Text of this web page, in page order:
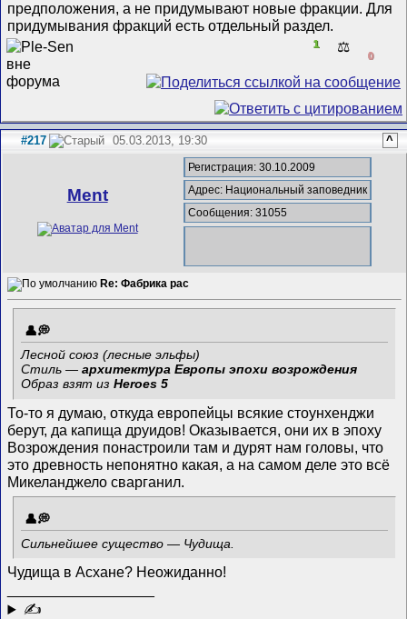
предположения, а не придумывают новые фракции. Для
придумывания фракций есть отдельный раздел.
1 ⚖️
0
#217 05.03.2013, 19:30 ^
Ment
Регистрация: 30.10.2009
Адрес: Национальный заповедник
Сообщения: 31055
Re: Фабрика рас
Лесной союз (лесные эльфы)
Стиль —архитектура Европы эпохи возрождения
Образ взят изHeroes 5
То-то я думаю, откуда европейцы всякие стоунхенджи
берут, да капища друидов! Оказывается, они их в эпоху
Возрождения понастроили там и дурят нам головы, что
это древность непонятно какая, а на самом деле это всё
Микеланджело сварганил.
Сильнейшее существо — Чудища.
Чудища в Асхане? Неожиданно!
✍